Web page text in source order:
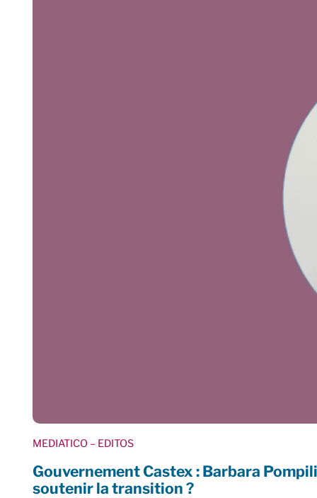
MEDIATICO – EDITOS
Gouvernement Castex : Barbara
soutenir la transition ?